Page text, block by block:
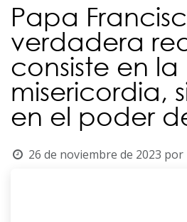
Papa
verdadera
consiste en la
misericordia,
en el poder
26 de noviembre de 2023 por